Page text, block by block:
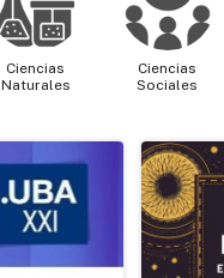
Ciencias
Naturales
Ciencias
Sociales